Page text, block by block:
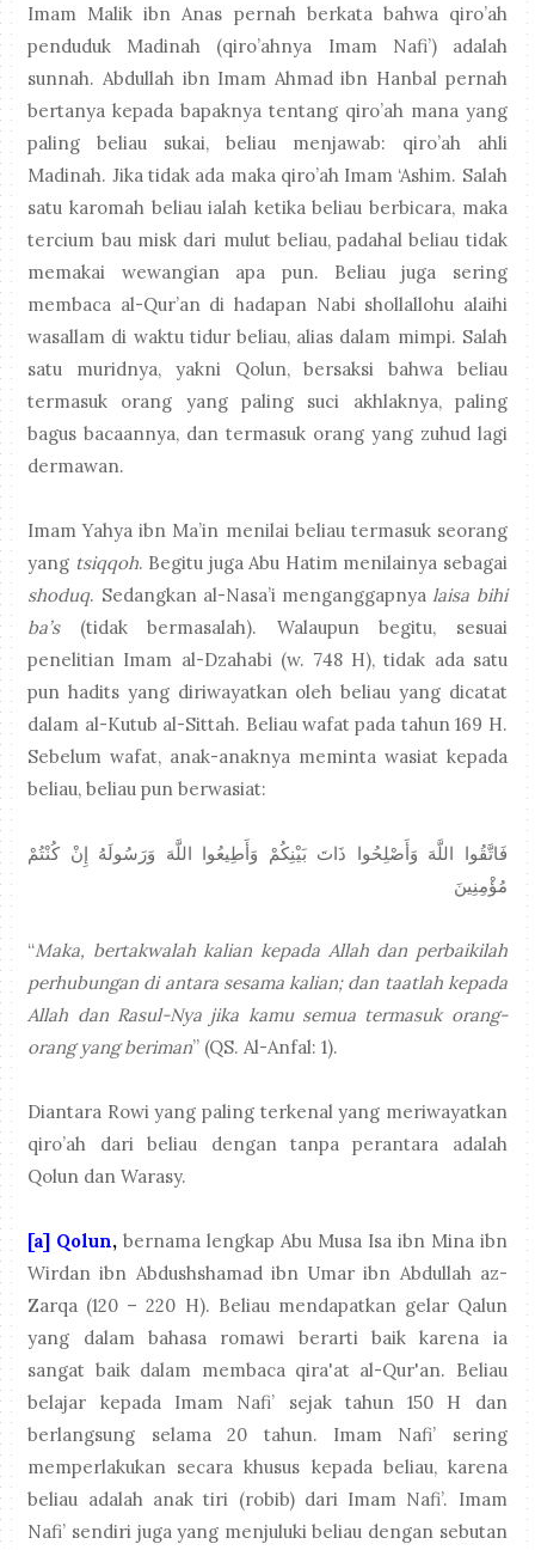
Imam Malik ibn Anas pernah berkata bahwa qiro’ah
penduduk Madinah (qiro’ahnya Imam Nafi’) adalah
sunnah. Abdullah ibn Imam Ahmad ibn Hanbal pernah
bertanya kepada bapaknya tentang qiro’ah mana yang
paling beliau sukai, beliau menjawab: qiro’ah ahli
Madinah. Jika tidak ada maka qiro’ah Imam ‘Ashim. Salah
satu karomah beliau ialah ketika beliau berbicara, maka
tercium bau misk dari mulut beliau, padahal beliau tidak
memakai wewangian apa pun. Beliau juga sering
membaca al-Qur’an di hadapan Nabi shollallohu alaihi
wasallam di waktu tidur beliau, alias dalam mimpi. Salah
satu muridnya, yakni Qolun, bersaksi bahwa beliau
termasuk orang yang paling suci akhlaknya, paling
bagus bacaannya, dan termasuk orang yang zuhud lagi
dermawan.
Imam Yahya ibn Ma’in menilai beliau termasuk seorang
yang tsiqqoh. Begitu juga Abu Hatim menilainya sebagai
shoduq. Sedangkan al-Nasa’i menganggapnya laisa bihi
ba’s(tidak bermasalah). Walaupun begitu, sesuai
penelitian Imam al-Dzahabi (w. 748 H), tidak ada satu
pun hadits yang diriwayatkan oleh beliau yang dicatat
dalam al-Kutub al-Sittah. Beliau wafat pada tahun 169 H.
Sebelum wafat, anak-anaknya meminta wasiat kepada
beliau, beliau pun berwasiat:
فَاتَّقُوا اللَّهَ وَأَصْلِحُوا ذَاتَ بَيْنِكُمْ وَأَطِيعُوا اللَّهَ وَرَسُولَهُ إِنْ كُنْتُمْ
مُؤْمِنِينَ
“Maka, bertakwalah kalian kepada Allah dan perbaikilah
perhubungan di antara sesama kalian; dan taatlah kepada
Allah dan Rasul-Nya jika kamu semua termasuk orang-
orang yang beriman” (QS. Al-Anfal: 1).
Diantara Rowi yang paling terkenal yang meriwayatkan
qiro’ah dari beliau dengan tanpa perantara adalah
Qolun dan Warasy.
[a] Qolun, bernama lengkap Abu Musa Isa ibn Mina ibn
Wirdan ibn Abdushshamad ibn Umar ibn Abdullah az-
Zarqa (120 – 220 H). Beliau mendapatkan gelar Qalun
yang dalam bahasa romawi berarti baik karena ia
sangat baik dalam membaca qira'at al-Qur'an. Beliau
belajar kepada Imam Nafi’ sejak tahun 150 H dan
berlangsung selama 20 tahun. Imam Nafi’ sering
memperlakukan secara khusus kepada beliau, karena
beliau adalah anak tiri (robib) dari Imam Nafi’. Imam
Nafi’ sendiri juga yang menjuluki beliau dengan sebutan